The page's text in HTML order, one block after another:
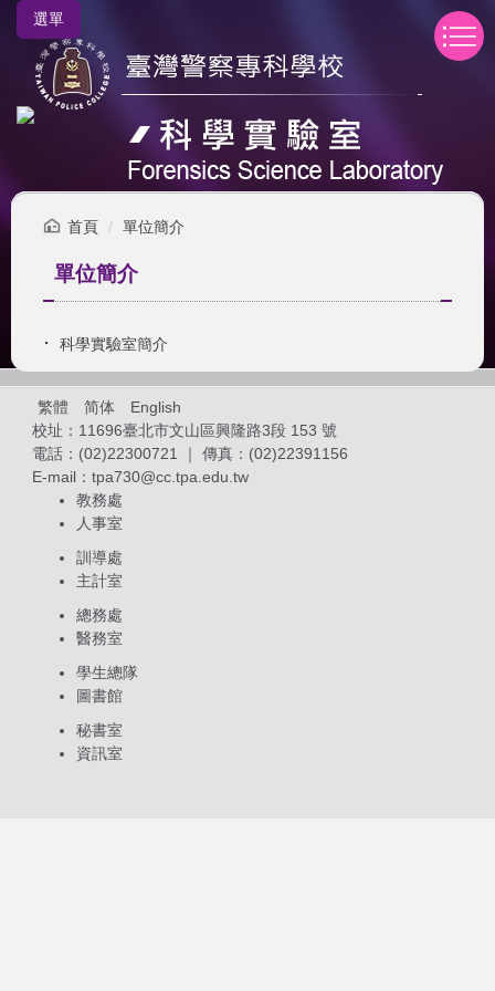
到
內
選單
首頁 單位簡介
單位簡介
科學實驗室簡介
繁體 简体
English
校址：11696臺北市文山區興隆路3段 153 號
電話：(02)22300721 ｜ 傳真：(02)22391156
E-mail： tpa730@cc.tpa.edu.tw
教務處
人事室
訓導處
主計室
總務處
醫務室
學生總隊
圖書館
秘書室
資訊室